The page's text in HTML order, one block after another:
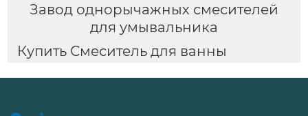
Завод однорычажных смесителей
для умывальника
Купить Смеситель для ванны